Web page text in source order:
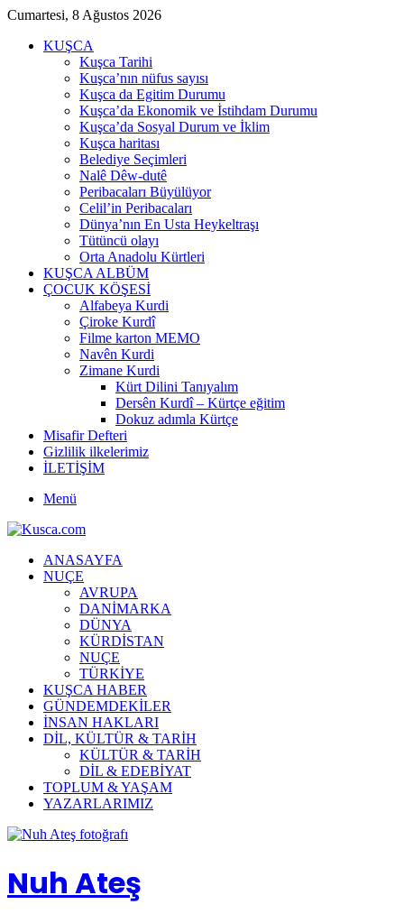
Cumartesi, 8 Ağustos 2026
KUŞCA
Kuşca Tarihi
Kuşca’nın nüfus sayısı
Kuşca da Egitim Durumu
Kuşca’da Ekonomik ve İstihdam Durumu
Kuşca’da Sosyal Durum ve İklim
Kuşca haritası
Belediye Seçimleri
Nalê Dêw-dutê
Peribacaları Büyülüyor
Celil’in Peribacaları
Dünya’nın En Usta Heykeltraşı
Tütüncü olayı
Orta Anadolu Kürtleri
KUŞCA ALBÜM
ÇOCUK KÖŞESİ
Alfabeya Kurdi
Çiroke Kurdî
Filme karton MEMO
Navên Kurdi
Zimane Kurdi
Kürt Dilini Tanıyalım
Dersên Kurdî – Kürtçe eğitim
Dokuz adımla Kürtçe
Misafir Defteri
Gizlilik ilkelerimiz
İLETİŞİM
Menü
ANASAYFA
NUÇE
AVRUPA
DANİMARKA
DÜNYA
KÜRDİSTAN
NUÇE
TÜRKİYE
KUŞCA HABER
GÜNDEMDEKİLER
İNSAN HAKLARI
DİL, KÜLTÜR & TARİH
KÜLTÜR & TARİH
DİL & EDEBİYAT
TOPLUM & YAŞAM
YAZARLARIMIZ
Nuh Ateş